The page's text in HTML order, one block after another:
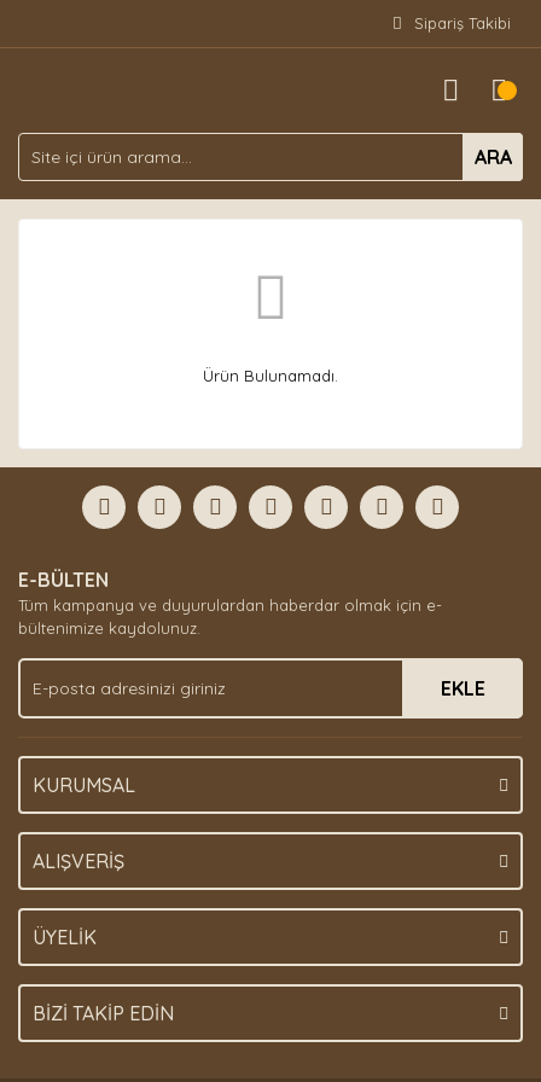
Sipariş Takibi
ARA
Ürün Bulunamadı.
E-BÜLTEN
Tüm kampanya ve duyurulardan haberdar olmak için e-
bültenimize kaydolunuz.
EKLE
KURUMSAL
ALIŞVERİŞ
ÜYELİK
BİZİ TAKİP EDİN